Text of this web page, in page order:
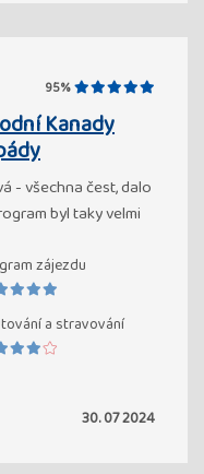
95%
Kanady
- všechna čest, dalo
byl taky velmi
zájezdu
a stravování
30. 07 2024